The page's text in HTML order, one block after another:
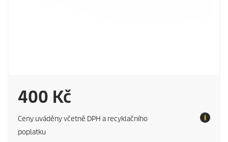
C
u
400 Kč
Ceny uváděny včetně DPH a recyklačního
poplatku